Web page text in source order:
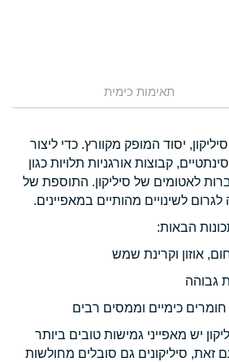
תאימות כימית
יסוד המופק מקוורץ. כדי ליצור
קבוצות אורגניות תלויות כגון
לאטומים של סיליקון. התוספת של
לשינויים מהותיים במאפיינים.
הבאות:
אוזון וקרינת שמש
גבוהה
כימיים וממסים רבים
יש מאפייני גמישות טובים ביותר
זאת, סיליקונים גם סובלים מחולשות